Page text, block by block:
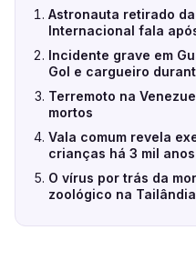
Astronauta retirado
Internacional fala
Incidente grave em
Gol e cargueiro
Terremoto na
mortos
Vala comum revela
crianças há 3 mil anos
O vírus por trás da
zoológico na Tailândia